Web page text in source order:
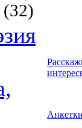
(32)